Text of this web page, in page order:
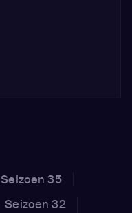
Seizoen 35
Seizoen 32